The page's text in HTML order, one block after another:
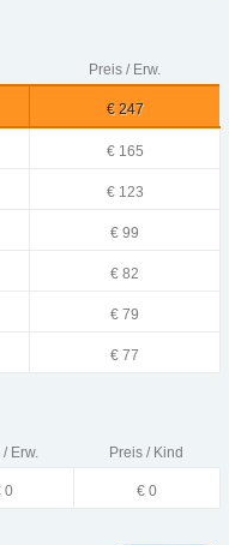
Preis / Erw.
€ 247
€ 165
€ 123
€ 99
€ 82
€ 79
€ 77
/ Erw. Preis / Kind
0 € 0